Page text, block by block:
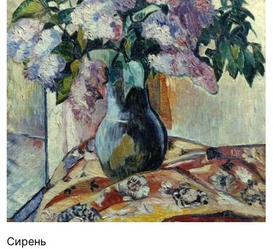
Сирень